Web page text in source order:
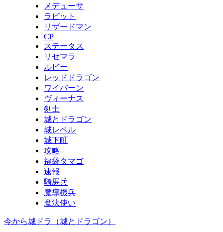
メデューサ
ラビット
リザードマン
CP
ステータス
リセマラ
ルビー
レッドドラゴン
ワイバーン
ヴィーナス
剣士
城とドラゴン
城レベル
城下町
攻略
福袋タマゴ
速報
騎馬兵
魔導機兵
魔法使い
今から城ドラ（城とドラゴン）